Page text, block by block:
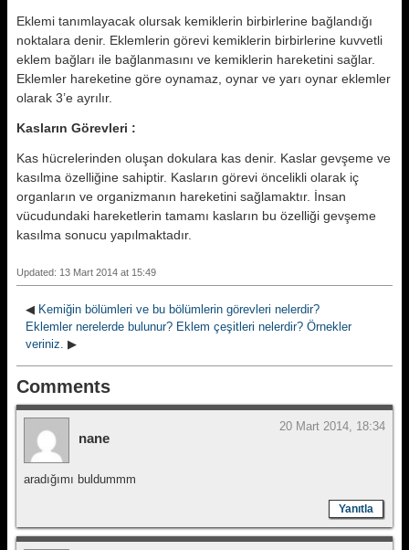
Eklemi tanımlayacak olursak kemiklerin birbirlerine bağlandığı
noktalara denir. Eklemlerin görevi kemiklerin birbirlerine kuvvetli
eklem bağları ile bağlanmasını ve kemiklerin hareketini sağlar.
Eklemler hareketine göre oynamaz, oynar ve yarı oynar eklemler
olarak 3’e ayrılır.
Kasların Görevleri :
Kas hücrelerinden oluşan dokulara kas denir. Kaslar gevşeme ve
kasılma özelliğine sahiptir. Kasların görevi öncelikli olarak iç
organların ve organizmanın hareketini sağlamaktır. İnsan
vücudundaki hareketlerin tamamı kasların bu özelliği gevşeme
kasılma sonucu yapılmaktadır.
Updated: 13 Mart 2014 at 15:49
◀ Kemiğin bölümleri ve bu bölümlerin görevleri nelerdir?
Eklemler nerelerde bulunur? Eklem çeşitleri nelerdir? Örnekler
veriniz. ▶
Comments
nane
20 Mart 2014, 18:34
aradığımı buldummm
Yanıtla